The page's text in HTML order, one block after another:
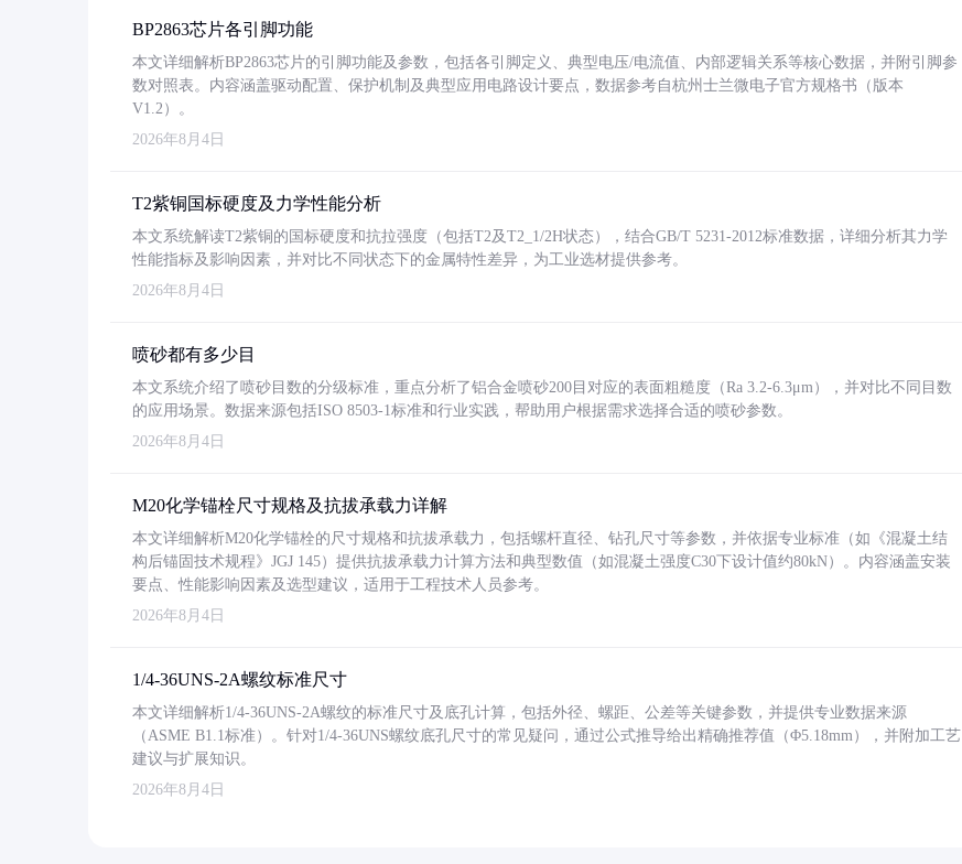
BP2863芯片各引脚功能
本文详细解析BP2863芯片的引脚功能及参数，包括各引脚定义、典型电压/电流值、内部逻辑关系等核心数据，并附引脚参
数对照表。内容涵盖驱动配置、保护机制及典型应用电路设计要点，数据参考自杭州士兰微电子官方规格书（版本
V1.2）。
2026年8月4日
T2紫铜国标硬度及力学性能分析
本文系统解读T2紫铜的国标硬度和抗拉强度（包括T2及T2_1/2H状态），结合GB/T 5231-2012标准数据，详细分析其力学
性能指标及影响因素，并对比不同状态下的金属特性差异，为工业选材提供参考。
2026年8月4日
喷砂都有多少目
本文系统介绍了喷砂目数的分级标准，重点分析了铝合金喷砂200目对应的表面粗糙度（Ra 3.2-6.3μm），并对比不同目数
的应用场景。数据来源包括ISO 8503-1标准和行业实践，帮助用户根据需求选择合适的喷砂参数。
2026年8月4日
M20化学锚栓尺寸规格及抗拔承载力详解
本文详细解析M20化学锚栓的尺寸规格和抗拔承载力，包括螺杆直径、钻孔尺寸等参数，并依据专业标准（如《混凝土结
构后锚固技术规程》JGJ 145）提供抗拔承载力计算方法和典型数值（如混凝土强度C30下设计值约80kN）。内容涵盖安装
要点、性能影响因素及选型建议，适用于工程技术人员参考。
2026年8月4日
1/4-36UNS-2A螺纹标准尺寸
本文详细解析1/4-36UNS-2A螺纹的标准尺寸及底孔计算，包括外径、螺距、公差等关键参数，并提供专业数据来源
（ASME B1.1标准）。针对1/4-36UNS螺纹底孔尺寸的常见疑问，通过公式推导给出精确推荐值（Φ5.18mm），并附加工艺
建议与扩展知识。
2026年8月4日